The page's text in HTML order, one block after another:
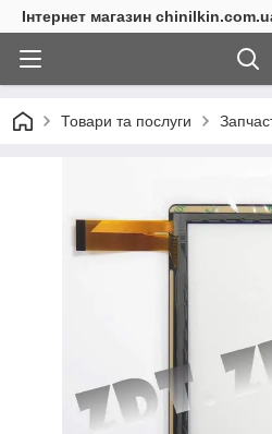
Інтернет магазин
Товари та послуги